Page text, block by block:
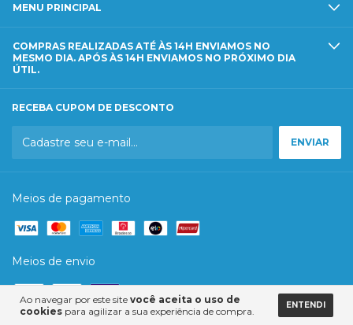
Ao navegar por este site você aceita o uso de
cookies para agilizar a sua experiência de compra.
ENTENDI
MENU PRINCIPAL
COMPRAS REALIZADAS ATÉ ÀS 14H ENVIAMOS NO
MESMO DIA. APÓS ÀS 14H ENVIAMOS NO PRÓXIMO DIA
ÚTIL.
RECEBA CUPOM DE DESCONTO
Meios de pagamento
Meios de envio